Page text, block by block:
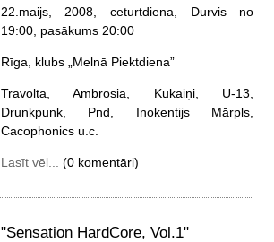
22.maijs, 2008, ceturtdiena , Durvis no
19:00, pasākums 20:00
Rīga, klubs „Melnā Piektdiena”
Travolta, Ambrosia, Kukaiņi, U-13,
Drunkpunk, Pnd, Inokentijs Mārpls,
Cacophonics u.c.
Lasīt vēl... (0 komentāri)
"Sensation HardCore, Vol.1"